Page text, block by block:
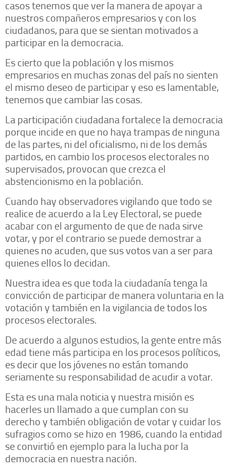
casos tenemos que ver la manera de apoyar a
nuestros compañeros empresarios y con los
ciudadanos, para que se sientan motivados a
participar en la democracia.
Es cierto que la población y los mismos
empresarios en muchas zonas del país no sienten
el mismo deseo de participar y eso es lamentable,
tenemos que cambiar las cosas.
La participación ciudadana fortalece la democracia
porque incide en que no haya trampas de ninguna
de las partes, ni del oficialismo, ni de los demás
partidos, en cambio los procesos electorales no
supervisados, provocan que crezca el
abstencionismo en la población.
Cuando hay observadores vigilando que todo se
realice de acuerdo a la Ley Electoral, se puede
acabar con el argumento de que de nada sirve
votar, y por el contrario se puede demostrar a
quienes no acuden, que sus votos van a ser para
quienes ellos lo decidan.
Nuestra idea es que toda la ciudadanía tenga la
convicción de participar de manera voluntaria en la
votación y también en la vigilancia de todos los
procesos electorales.
De acuerdo a algunos estudios, la gente entre más
edad tiene más participa en los procesos políticos,
es decir que los jóvenes no están tomando
seriamente su responsabilidad de acudir a votar.
Esta es una mala noticia y nuestra misión es
hacerles un llamado a que cumplan con su
derecho y también obligación de votar y cuidar los
sufragios como se hizo en 1986, cuando la entidad
se convirtió en ejemplo para la lucha por la
democracia en nuestra nación.